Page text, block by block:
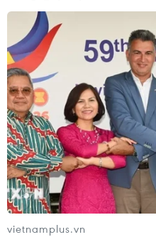
vietnamplus.vn